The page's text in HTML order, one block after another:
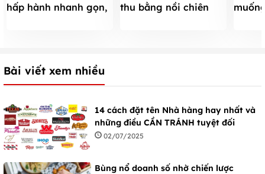
hấp hành nhanh gọn,
thu bằng nồi chiên
Bài viết xem nhiều
14 cách đặt tên Nhà hàng hay nhất và
những điều CẦN TRÁNH tuyệt đối
02/07/2025
Bùng nổ doanh số nhờ chiến lược